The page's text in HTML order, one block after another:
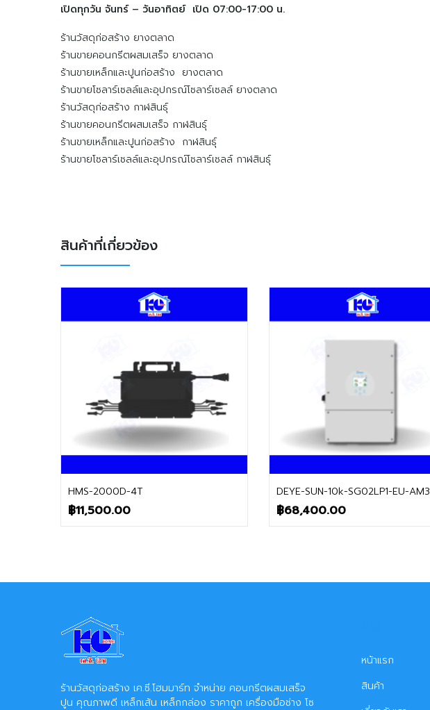
เปิดทุกวัน จันทร์ – วันอาทิตย์ เปิด 07:00-17:00 น.
ร้านวัสดุก่อสร้าง ยางตลาด
ร้านขายคอนกรีตผสมเสร็จ ยางตลาด
ร้านขายเหล็กและปูนก่อสร้าง ยางตลาด
ร้านขายโซลาร์เซลล์และอุปกรณ์โซลาร์เซลล์ ยางตลาด
ร้านวัสดุก่อสร้าง กาฬสินธุ์
ร้านขายคอนกรีตผสมเสร็จ กาฬสินธุ์
ร้านขายเหล็กและปูนก่อสร้าง กาฬสินธุ์
ร้านขายโซลาร์เซลล์และอุปกรณ์โซลาร์เซลล์ กาฬสินธุ์
สินค้าที่เกี่ยวข้อง
HMS-2000D-4T
฿11,500.00
ติดต่อฝ่ายขาย DEYE-SUN-10k-SG02LP1-EU-AM3
฿68,400.00
ติดต่อฝ่ายขาย
ร้านวัสดุก่อสร้าง เค.ซี.โฮมมาร์ท จำหน่าย คอนกรีตผสมเสร็จ
ปูน คุณภาพดี เหล็กเส้น เหล็กกล่อง ราคาถูก เครื่องมือช่าง โซ
หน้าแรก
สินค้า